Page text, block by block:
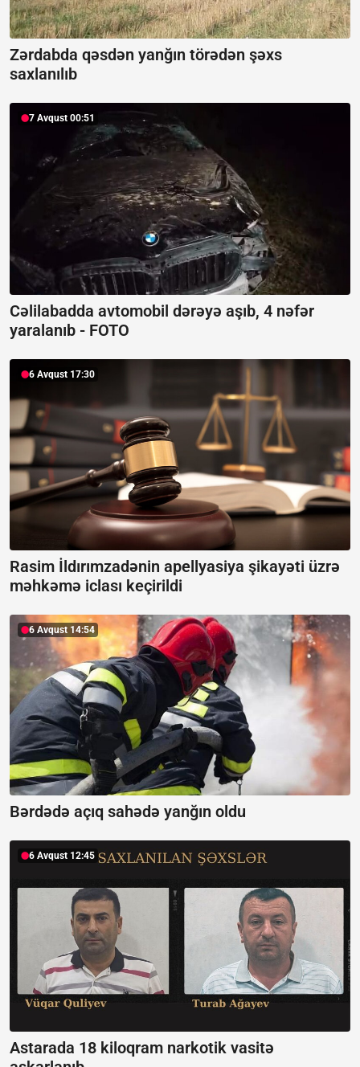
Zərdabda qəsdən yanğın törədən şəxs
saxlanılıb
7 Avqust 00:51
Cəlilabadda avtomobil dərəyə aşıb, 4 nəfər
yaralanıb - FOTO
6 Avqust 17:30
Rasim İldırımzadənin apellyasiya şikayəti üzrə
məhkəmə iclası keçirildi
6 Avqust 14:54
Bərdədə açıq sahədə yanğın oldu
6 Avqust 12:45
Astarada 18 kiloqram narkotik vasitə